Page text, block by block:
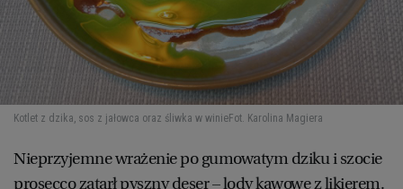
Kotlet z dzika, sos z jałowca oraz śliwka w winieFot. Karolina Magiera
Nieprzyjemne wrażenie po gumowatym dziku i szocie
prosecco zatarł pyszny deser – lody kawowe z likierem.